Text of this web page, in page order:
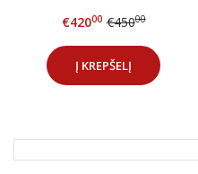
€42000 €45000
Į KREPŠELĮ